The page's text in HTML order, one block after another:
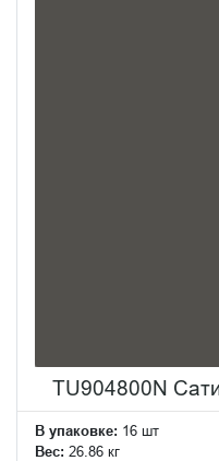
TU904800N
В упаковке: 16 шт
Вес: 26.86 кг